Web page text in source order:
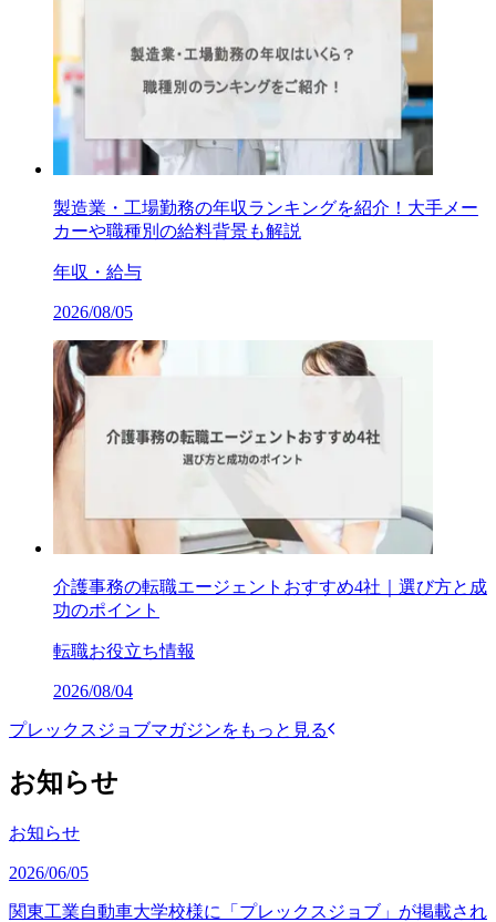
製造業・工場勤務の年収ランキングを紹介！大手メー
カーや職種別の給料背景も解説
年収・給与
2026/08/05
介護事務の転職エージェントおすすめ4社｜選び方と成
功のポイント
転職お役立ち情報
2026/08/04
プレックスジョブマガジンをもっと見る
お知らせ
お知らせ
2026/06/05
関東工業自動車大学校様に「プレックスジョブ」が掲載され